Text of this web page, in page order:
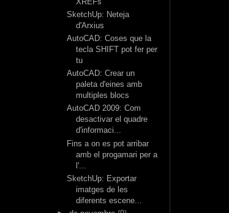
SketchUp: Neteja
d'Arxius
AutoCAD: Coses que la
tecla SHIFT pot fer per
tu
AutoCAD: Crear un
paleta d'eines amb
multiples blocs
AutoCAD 2009: Com
desactivar el quadre
d'informaci...
Fins a on es pot arribar
amb el progamari per a
l'...
SketchUp: Exportar
imatges de les
diferents escene...